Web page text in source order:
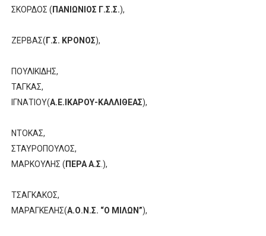
ΣΚΟΡΔΟΣ ( ΠΑΝΙΩΝΙΟΣ Γ.Σ.Σ.),
ΖΕΡΒΑΣ( Γ.Σ. ΚΡΟΝΟΣ),
ΠΟΥΛΙΚΙΔΗΣ,
ΤΑΓΚΑΣ,
ΙΓΝΑΤΙΟΥ(Α.Ε.ΙΚΑΡΟΥ-ΚΑΛΛΙΘΕΑΣ),
ΝΤΟΚΑΣ,
ΣΤΑΥΡΟΠΟΥΛΟΣ,
ΜΑΡΚΟΥΛΗΣ ( ΠΕΡΑ Α.Σ .),
ΤΣΑΓΚΑΚΟΣ,
ΜΑΡΑΓΚΕΛΗΣ(Α.Ο.Ν.Σ. “Ο ΜΙΛΩΝ”),